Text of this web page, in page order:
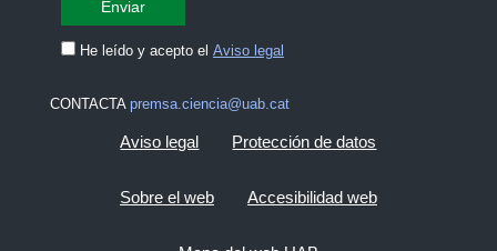
He leído y acepto el Aviso legal
CONTACTA premsa.ciencia@uab.cat
Aviso legal Protección de datos
Sobre el web Accesibilidad web